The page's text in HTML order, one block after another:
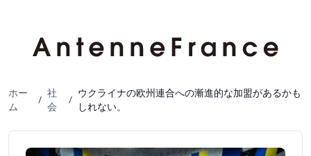
ホー
ム
/
社
会
/
ウクライナの欧州連合への漸進的な加盟があるかも
しれない。